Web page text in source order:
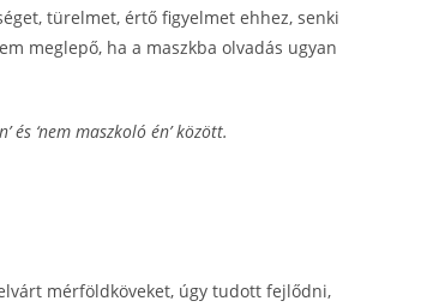
türelmet, értő figyelmet ehhez, senki
meglepő, ha a maszkba olvadás ugyan
‘nem maszkoló én’ között.
mérföldköveket, úgy tudott fejlődni,